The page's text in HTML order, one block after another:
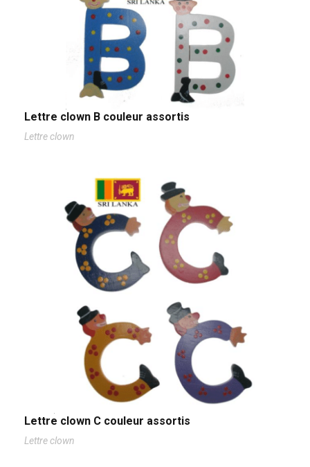
Lettre clown B couleur assortis
Lettre clown
Lettre clown C couleur assortis
Lettre clown